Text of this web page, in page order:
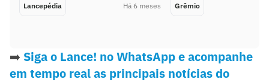
Lancepédia Há 6 meses Grêmio
➡️ Siga o Lance! no WhatsApp e acompanhe
em tempo real as principais notícias do